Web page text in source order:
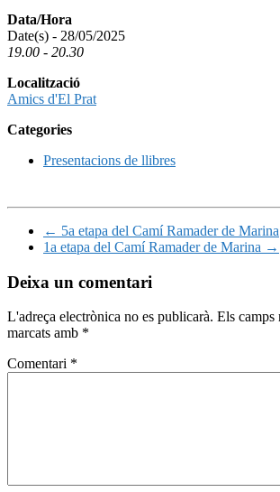
Data/Hora
Date(s) - 28/05/2025
19.00 - 20.30
Localització
Amics d'El Prat
Categories
Presentacions de llibres
← 5a etapa del Camí Ramader de Marina
1a etapa del Camí Ramader de Marina →
Deixa un comentari
L'adreça electrònica no es publicarà. Els camps
marcats amb *
Comentari *